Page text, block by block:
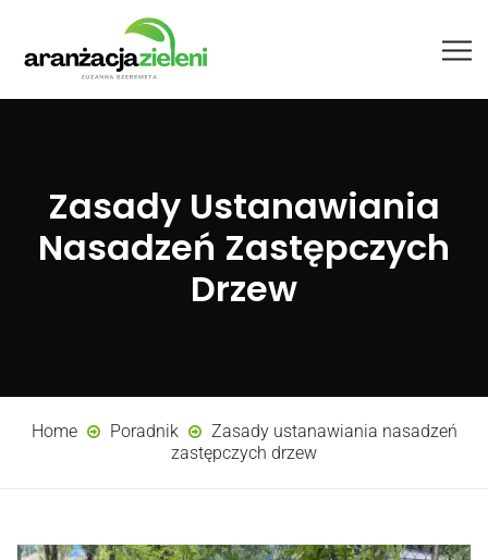
Zasady Ustanawiania
Nasadzeń Zastępczych
Drzew
Home Poradnik
Zasady ustanawiania nasadzeń
zastępczych drzew